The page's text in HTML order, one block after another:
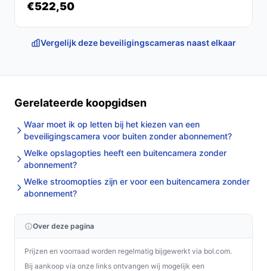
€522,50
Vergelijk deze beveiligingscameras naast elkaar
Gerelateerde koopgidsen
Waar moet ik op letten bij het kiezen van een
beveiligingscamera voor buiten zonder abonnement?
Welke opslagopties heeft een buitencamera zonder
abonnement?
Welke stroomopties zijn er voor een buitencamera zonder
abonnement?
Over deze pagina
Prijzen en voorraad worden regelmatig bijgewerkt via bol.com.
Bij aankoop via onze links ontvangen wij mogelijk een